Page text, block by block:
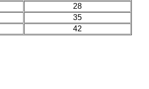
28
35
42